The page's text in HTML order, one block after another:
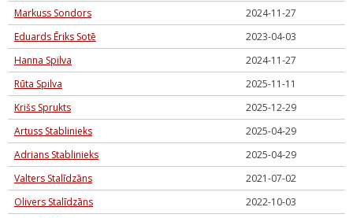
Markuss Sondors
2024-11-27
Eduards Ēriks Sotē
2023-04-03
Hanna Spilva
2024-11-27
Rūta Spilva
2025-11-11
Krišs Sprukts
2025-12-29
Artuss Stablinieks
2025-04-29
Adrians Stablinieks
2025-04-29
Valters Stalīdzāns
2021-07-02
Olivers Stalīdzāns
2022-10-03